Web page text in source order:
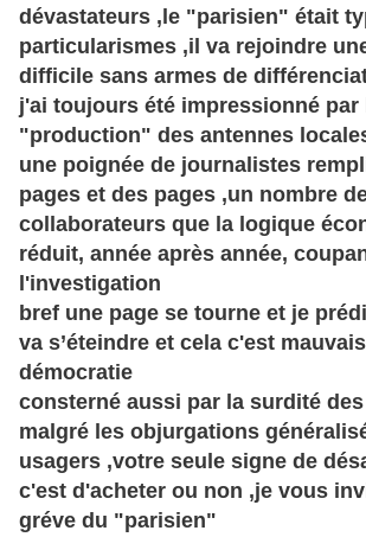
dévastateurs ,le "parisien" était
particularismes ,il va rejoindre
difficile sans armes de
j'ai toujours été impressionné par
"production" des antennes
une poignée de journalistes
pages et des pages ,un nombre
collaborateurs que la logique
réduit, année après année,
l'investigation
bref une page se tourne et je
va s’éteindre et cela c'est
démocratie
consterné aussi par la surdité
malgré les objurgations
usagers ,votre seule signe de
c'est d'acheter ou non ,je vous
gréve du "parisien"